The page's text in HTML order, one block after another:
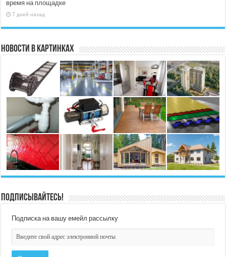
время на площадке
7 дней назад
Новости в картинках
Подписывайтесь!
Подписка на вашу емейл рассылку